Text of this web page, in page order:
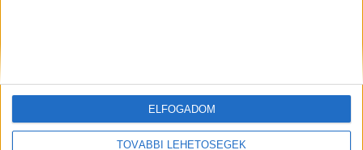
TOVÁBBI LEHETŐSÉGEK
ELFOGADOM